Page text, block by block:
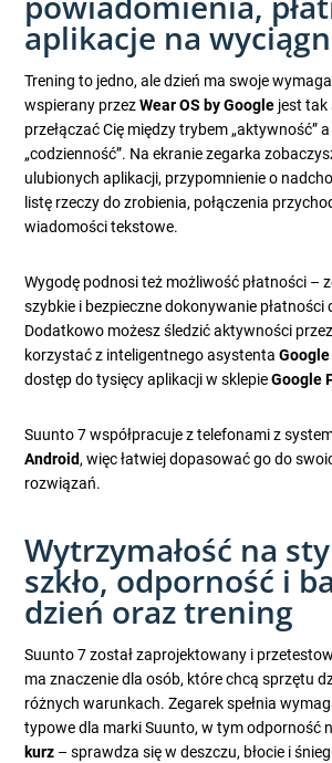
aplikacje na
Trening to jedno, ale dzień ma swoje
wspierany przezWear OS by Google jest tak
przełączać Cię między trybem „aktywność”
„codzienność”. Na ekranie zegarka
ulubionych aplikacji, przypomnienie o
listę rzeczy do zrobienia, połączenia
wiadomości tekstowe.
Wygodę podnosi też możliwość płatności –
szybkie i bezpieczne dokonywanie płatności
Dodatkowo możesz śledzić aktywności
korzystać z inteligentnego asystenta
dostęp do tysięcy aplikacji w sklepieGoogle
Suunto 7 współpracuje z telefonami z
Android, więc łatwiej dopasować go do
rozwiązań.
Wytrzymałość na
szkło, odporność i
dzień oraz trening
Suunto 7 został zaprojektowany i
ma znaczenie dla osób, które chcą sprzętu
różnych warunkach. Zegarek spełnia
typowe dla marki Suunto, w tym odporność
kurz – sprawdza się w deszczu, błocie i